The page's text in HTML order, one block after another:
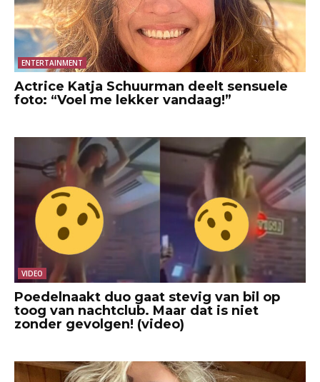
ENTERTAINMENT
Actrice Katja Schuurman deelt sensuele
foto: “Voel me lekker vandaag!”
VIDEO
Poedelnaakt duo gaat stevig van bil op
toog van nachtclub. Maar dat is niet
zonder gevolgen! (video)